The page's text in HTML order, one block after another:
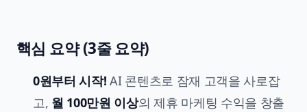
핵심 요약 (3줄 요약)
0원부터 시작! AI 콘텐츠로 잠재 고객을 사로잡
고, 월 100만원 이상의 제휴 마케팅 수익을 창출